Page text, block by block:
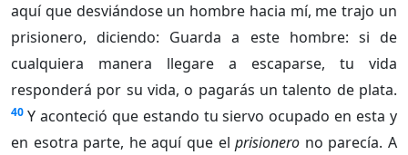
aquí que desviándose un hombre hacia mí, me trajo un
prisionero, diciendo: Guarda a este hombre: si de
cualquiera manera llegare a escaparse, tu vida
responderá por su vida, o pagarás un talento de plata.
40 Y aconteció que estando tu siervo ocupado en esta y
en esotra parte, he aquí que elprisionero no parecía. A